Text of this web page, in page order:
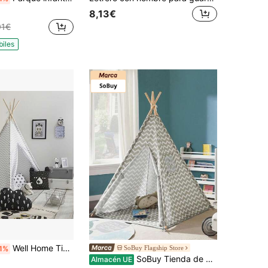
8,13€
Well Home Tipi infantil gris ideal para que tus hijos jueguen y desarrollen su imaginación. Medidas 120x120x160. Envío gratis en 24/48h
SoBuy Flagship Store
Almacén UE SoBuy Tienda de campaña Infantil Cabañas para NiñosTienda Tipi Tienda de campaña Interior para niños 112cm x 158cm x 112cm OSS03 ES Tipi Infantil Tienda Campaña Infantil Tienda de Campaña Infantil Tienda Tipi para Niños Tienda de Juegos para Niños Con Tapete Y Ventana Tienda Tipi para Niños (Interior Y Exterior) Casa de Juegos para Niños Pequeños Y Niños Pequeños Tipi para Niños Tienda Tipi Muebles de Infantil Gris estilo nórdico, estilo sencillo Madera 112x112x158 cm